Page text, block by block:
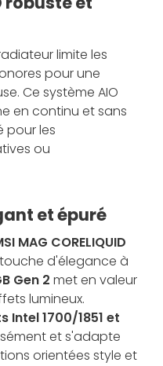
limite les
pour une
Ce système AIO
en continu et sans
pour les
ou
et épuré
MAG CORELIQUID
d'élegance à
Gen 2 met en valeur
lumineux.
Intel 1700/1851 et
et s'adapte
orientées style et